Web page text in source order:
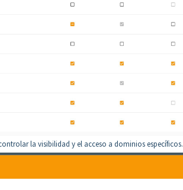
la visibilidad y el acceso a dominios específicos.